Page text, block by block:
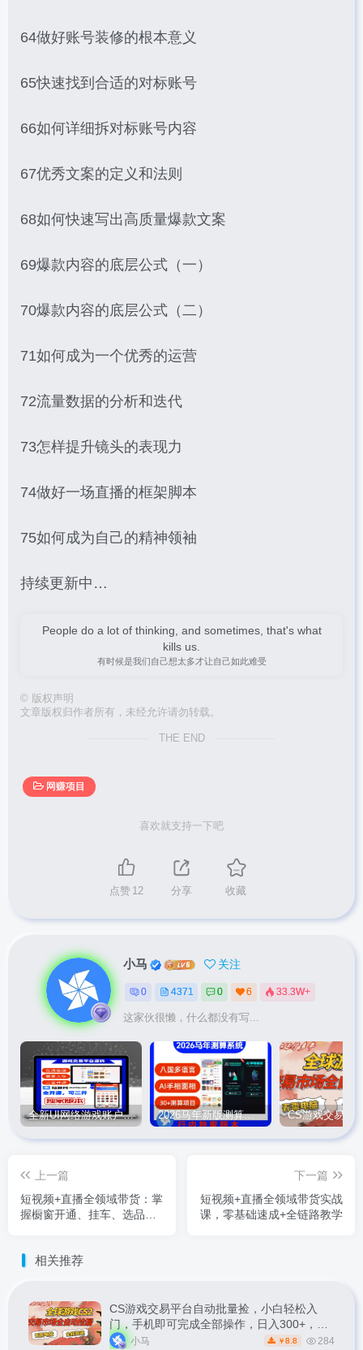
64做好账号装修的根本意义
65快速找到合适的对标账号
66如何详细拆对标账号内容
67优秀文案的定义和法则
68如何快速写出高质量爆款文案
69爆款内容的底层公式（一）
70爆款内容的底层公式（二）
71如何成为一个优秀的运营
72流量数据的分析和迭代
73怎样提升镜头的表现力
74做好一场直播的框架脚本
75如何成为自己的精神领袖
持续更新中…
People do a lot of thinking, and sometimes, that's what
kills us.
有时候是我们自己想太多才让自己如此难受
© 版权声明
文章版权归作者所有，未经允许请勿转载。
THE END
网赚项目
喜欢就支持一下吧
点赞 12 分享 收藏
小马 关注
0 4371 0 6 33.3W+
这家伙很懒，什么都没有写...
全新UI网络游戏账户交易平台系统 全开源版本 2026马年新版测算系统源码
上一篇
短视频+直播全领域带货：掌
握橱窗开通、挂车、选品、
下一篇
短视频+直播全领域带货实战
课，零基础速成+全链路教学
相关推荐
CS游戏交易平台自动批量捡，小白轻松入
门，手机即可完成全部操作，日入300+，轻
松副业【揭秘】
小马 ￥ 8.8 284